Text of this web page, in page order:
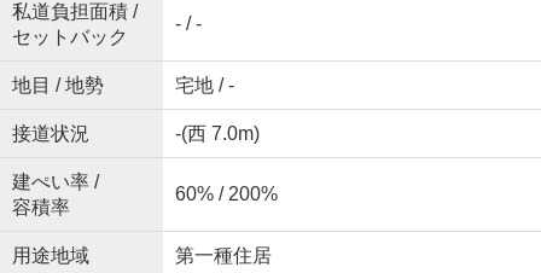
私道負担面積 /
セットバック
- / -
地目 / 地勢 宅地 / -
接道状況 -(西 7.0m)
建ぺい率 /
容積率
60% / 200%
用途地域 第一種住居